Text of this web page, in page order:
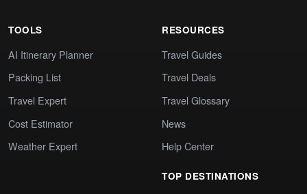
TOOLS
AI Itinerary Planner
Packing List
Travel Expert
Cost Estimator
Weather Expert
RESOURCES
Travel Guides
Travel Deals
Travel Glossary
News
Help Center
TOP DESTINATIONS